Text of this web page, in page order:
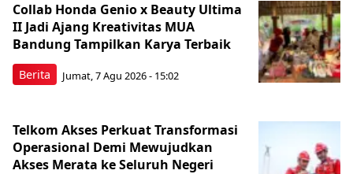
Berita
Collab Honda Genio x Beauty Ultima
II Jadi Ajang Kreativitas MUA
Bandung Tampilkan Karya Terbaik
Jumat, 7 Agu 2026 - 15:02
Telkom Akses Perkuat Transformasi
Operasional Demi Mewujudkan
Akses Merata ke Seluruh Negeri